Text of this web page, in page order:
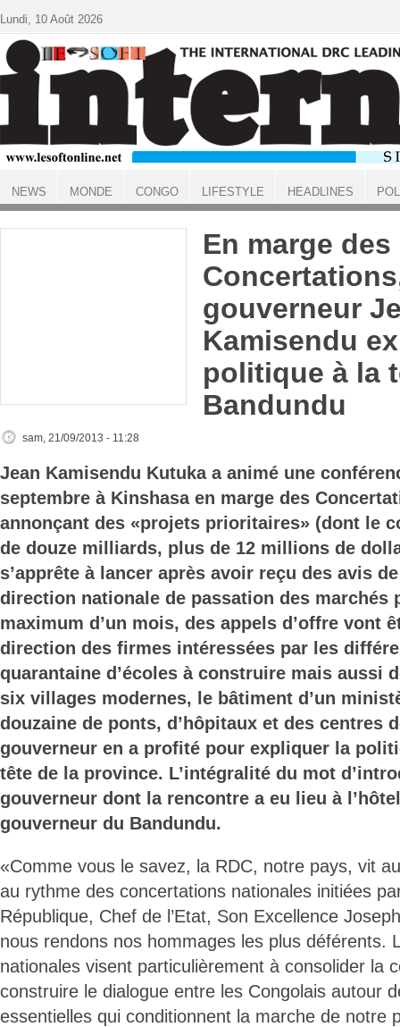
ACCUEIL
En marge des
gouverneur
Kamisendu
politique à la
Bandundu
sam, 21/09/2013 - 11:28
Jean Kamisendu Kutuka a animé une
septembre à Kinshasa en marge des
annonçant des «projets prioritaires» (dont le
de douze milliards, plus de 12 millions de
s’apprête à lancer après avoir reçu des avis
direction nationale de passation des marchés
maximum d’un mois, des appels d’offre vont
direction des firmes intéressées par les
quarantaine d’écoles à construire mais aussi
six villages modernes, le bâtiment d’un
douzaine de ponts, d’hôpitaux et des centres
gouverneur en a profité pour expliquer la
tête de la province. L’intégralité du mot
gouverneur dont la rencontre a eu lieu à
gouverneur du Bandundu.
«Comme vous le savez, la RDC, notre pays, vit
au rythme des concertations nationales initiées
République, Chef de l’Etat, Son Excellence
nous rendons nos hommages les plus déférents.
nationales visent particulièrement à consolider la
construire le dialogue entre les Congolais autour
essentielles qui conditionnent la marche de notre
Lundi, 10 Août 2026
NEWS MONDE CONGO LIFESTYLE HEADLINES